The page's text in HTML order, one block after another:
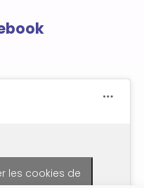
les cookies de